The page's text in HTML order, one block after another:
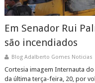
Em Senador Rui
são incendiados
Blog Adalberto Gomes Noticias
Cortesia imagem Internauta
da última terça-feira, 20, por